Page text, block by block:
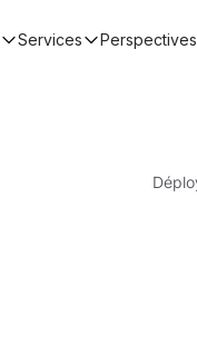
Services Perspectives